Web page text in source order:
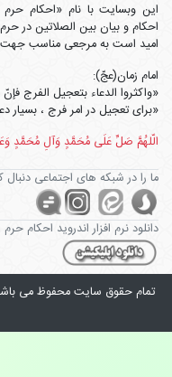
این وبسایت با نام «احکام
احکام و بیان بین الصلاتین
امید است به مرجعی مناسب جهت
امام زمان(عجّ):
«واکثروا الدعاء بتعجیل الفرج
«برای تعجیل در امر فرج ،
الّلهُمَّ صَلِّ عَلَی مُحَمَّدٍ وَآلِ مُحَمَّدٍ
ما را در شبکه های اجتماعی دنبال
دانلود نرم افزار اندروید احکام
تمام حقوق سایتمحفوظ می